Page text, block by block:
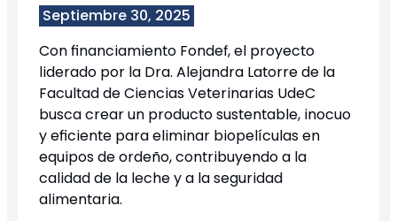
Septiembre 30, 2025
Con financiamiento Fondef, el proyecto
liderado por la Dra. Alejandra Latorre de la
Facultad de Ciencias Veterinarias UdeC
busca crear un producto sustentable, inocuo
y eficiente para eliminar biopelículas en
equipos de ordeño, contribuyendo a la
calidad de la leche y a la seguridad
alimentaria.